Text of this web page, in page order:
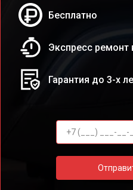
Бесплатно
Экспресс
Гарантия до 3-х